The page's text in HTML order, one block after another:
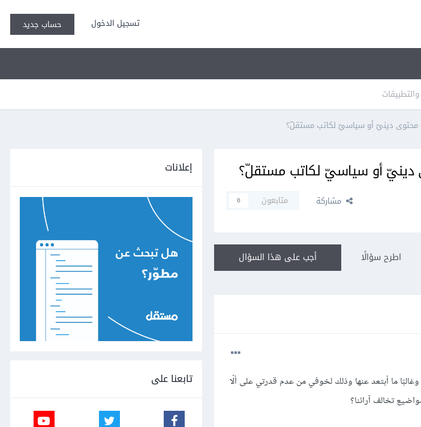
تسجيل الدخول حساب جديد
والتطبيقات
محتوى دينيّ أو سياسيّ لكاتب مستقلّ؟
دينيّ أو سياسيّ لكاتب مستقلّ؟
مشاركة متابعون 0
أجب على هذا السؤال اطرح سؤالًا
ما أبتعد عنها وذلك لخوفي من عدم قدرتي على ألّا
تخالف آرائنا؟
إعلانات
تابعنا على